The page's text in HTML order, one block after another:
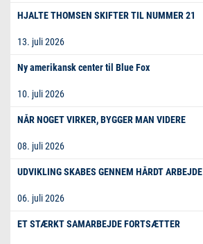
HJALTE THOMSEN SKIFTER TIL NUMMER 21
13. juli 2026
Ny amerikansk center til Blue Fox
10. juli 2026
NÅR NOGET VIRKER, BYGGER MAN VIDERE
08. juli 2026
UDVIKLING SKABES GENNEM HÅRDT ARBEJDE
06. juli 2026
ET STÆRKT SAMARBEJDE FORTSÆTTER